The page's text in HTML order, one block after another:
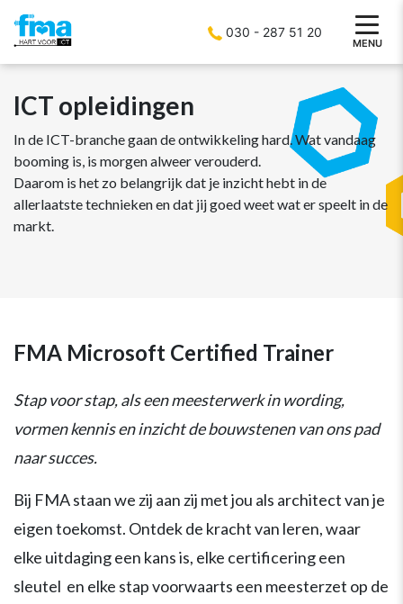
030 - 287 51 20
MENU
ICT opleidingen
In de ICT-branche gaan de ontwikkeling hard. Wat vandaag
booming is, is morgen alweer verouderd.
Daarom is het zo belangrijk dat je inzicht hebt in de
allerlaatste technieken en dat jij goed weet wat er speelt in de
markt.
FMA Microsoft Certified Trainer
Stap voor stap, als een meesterwerk in wording,
vormen kennis en inzicht de bouwstenen van ons pad
naar succes.
Bij FMA staan we zij aan zij met jou als architect van je
eigen toekomst. Ontdek de kracht van leren, waar
elke uitdaging een kans is, elke certificering een
sleutel en elke stap voorwaarts een meesterzet op de